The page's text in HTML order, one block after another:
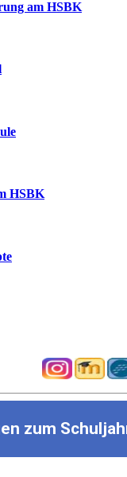
am HSBK
HSBK
zum